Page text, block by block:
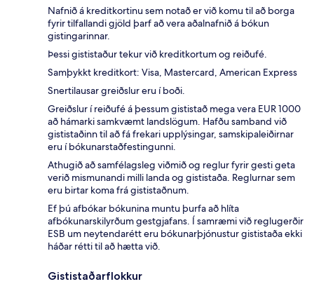
Nafnið á kreditkortinu sem notað er við komu til að borga
fyrir tilfallandi gjöld þarf að vera aðalnafnið á bókun
gistingarinnar.
Þessi gististaður tekur við kreditkortum og reiðufé.
Samþykkt kreditkort: Visa, Mastercard, American Express
Snertilausar greiðslur eru í boði.
Greiðslur í reiðufé á þessum gististað mega vera EUR 1000
að hámarki samkvæmt landslögum. Hafðu samband við
gististaðinn til að fá frekari upplýsingar, samskipaleiðirnar
eru í bókunarstaðfestingunni.
Athugið að samfélagsleg viðmið og reglur fyrir gesti geta
verið mismunandi milli landa og gististaða. Reglurnar sem
eru birtar koma frá gististaðnum.
Ef þú afbókar bókunina muntu þurfa að hlíta
afbókunarskilyrðum gestgjafans. Í samræmi við reglugerðir
ESB um neytendarétt eru bókunarþjónustur gististaða ekki
háðar rétti til að hætta við.
Gististaðarflokkur